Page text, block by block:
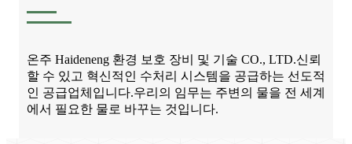
온주 Haideneng 환경 보호 장비 및 기술 CO., LTD.신뢰
할 수 있고 혁신적인 수처리 시스템을 공급하는 선도적
인 공급업체입니다.우리의 임무는 주변의 물을 전 세계
에서 필요한 물로 바꾸는 것입니다.